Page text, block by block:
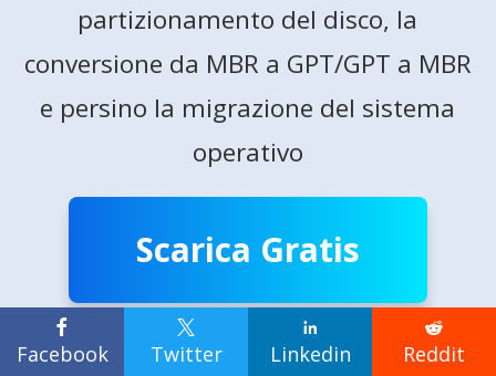

Facebook

Twitter

Linkedin

Reddit
partizionamento del disco, la
conversione da MBR a GPT/GPT a MBR
e persino la migrazione del sistema
operativo
Scarica Gratis
Windows 11/10/8/7 Sicuro al 100%